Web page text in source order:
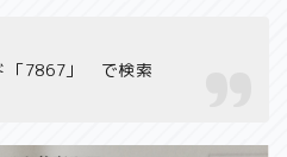
「7867」 で検索